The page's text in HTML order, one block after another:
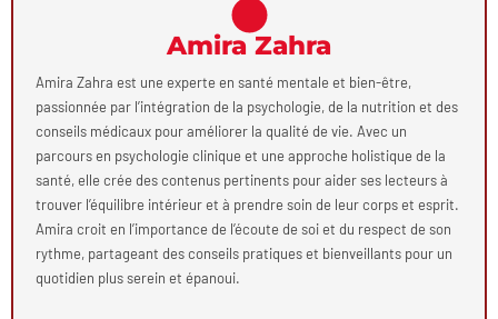
Amira Zahra
Amira Zahra est une experte en santé mentale et bien-être,
passionnée par l’intégration de la psychologie, de la nutrition et des
conseils médicaux pour améliorer la qualité de vie. Avec un
parcours en psychologie clinique et une approche holistique de la
santé, elle crée des contenus pertinents pour aider ses lecteurs à
trouver l’équilibre intérieur et à prendre soin de leur corps et esprit.
Amira croit en l’importance de l’écoute de soi et du respect de son
rythme, partageant des conseils pratiques et bienveillants pour un
quotidien plus serein et épanoui.